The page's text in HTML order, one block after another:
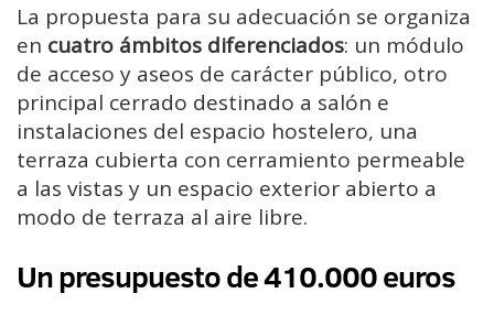
La propuesta para su adecuación se organiza
en cuatro ámbitos diferenciados: un módulo
de acceso y aseos de carácter público, otro
principal cerrado destinado a salón e
instalaciones del espacio hostelero, una
terraza cubierta con cerramiento permeable
a las vistas y un espacio exterior abierto a
modo de terraza al aire libre.
Un presupuesto de 410.000 euros